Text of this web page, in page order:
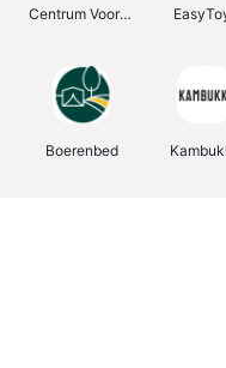
Centrum Voor Avondonderwijs
Boerenbed